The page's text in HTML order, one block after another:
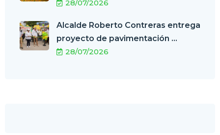
28/07/2026
Alcalde Roberto Contreras entrega
proyecto de pavimentación ...
28/07/2026